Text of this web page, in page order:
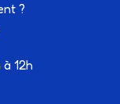
?
12h